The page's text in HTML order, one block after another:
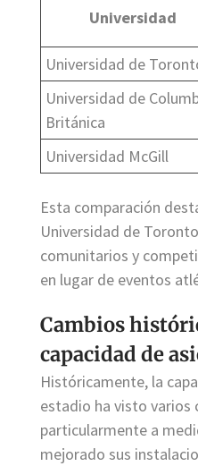
Universidad
Universidad de
Universidad de
Británica
Universidad McGill
Esta comparación
Universidad de
comunitarios y
en lugar de eventos
Cambios
capacidad de
Históricamente, la
estadio ha visto varios
particularmente a
mejorado sus